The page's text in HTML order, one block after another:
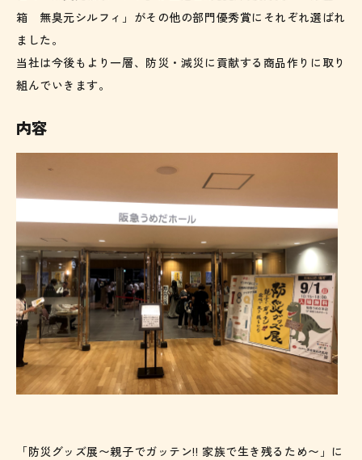
箱 無臭元シルフィ」がその他の部門優秀賞にそれぞれ選ばれ
ました。
当社は今後もより一層、防災・減災に貢献する商品作りに取り
組んでいきます。
内容
「防災グッズ展〜親子でガッテン!! 家族で生き残るため〜」に